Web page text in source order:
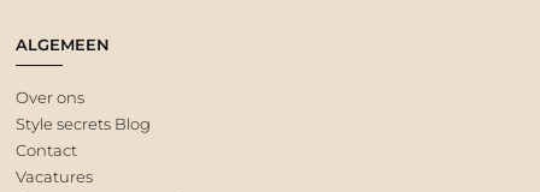
ALGEMEEN
Over ons
Style secrets Blog
Contact
Vacatures